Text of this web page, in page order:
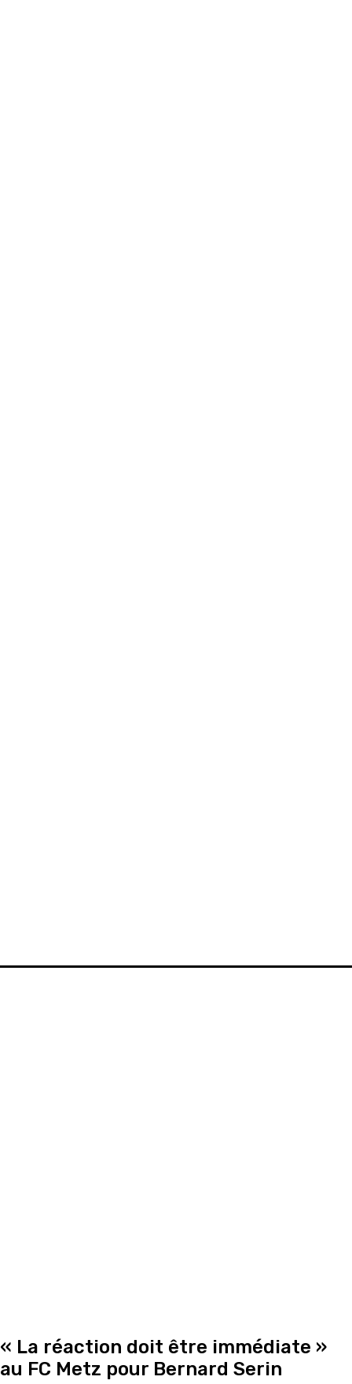
« La réaction doit être immédiate »
au FC Metz pour Bernard Serin